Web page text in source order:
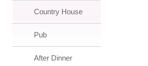
Country House
Pub
After Dinner